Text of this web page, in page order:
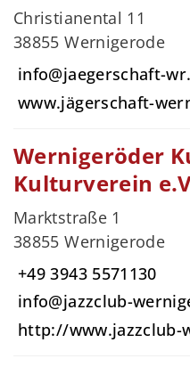
Christianental 11
38855 Wernigerode
info@jaegerschaft-
www.jägerschaft-
Wernigeröder
Kulturverein
Marktstraße 1
38855 Wernigerode
+49 3943 5571130
info@jazzclub-
http://www.jazzclub-